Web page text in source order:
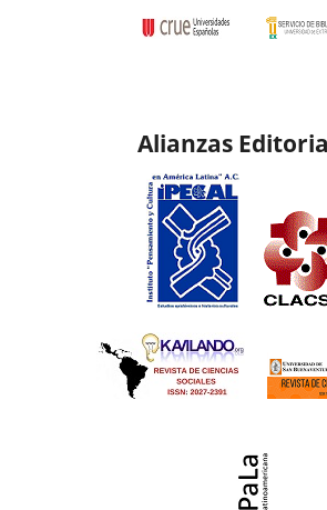
Alianzas